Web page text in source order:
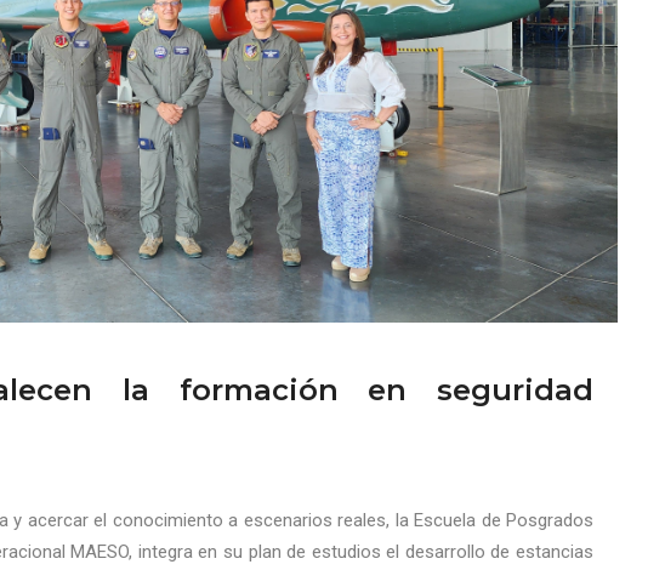
la formación en seguridad
acercar el conocimiento a escenarios reales, la Escuela de Posgrados
MAESO, integra en su plan de estudios el desarrollo de estancias